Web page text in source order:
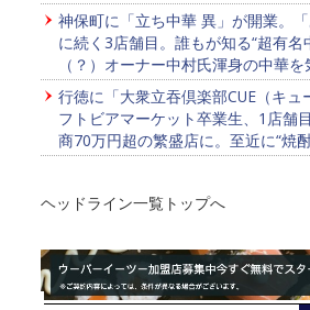
神保町に「立ち中華 異」が開業。「
に続く3店舗目。誰もが知る“超有名
（？）オーナー中村氏渾身の中華
行徳に「大衆立吞倶楽部CUE（キュ
フトビアマーケット卒業生、1店舗
商70万円超の繁盛店に。至近に“焼
ヘッドライン一覧トップへ